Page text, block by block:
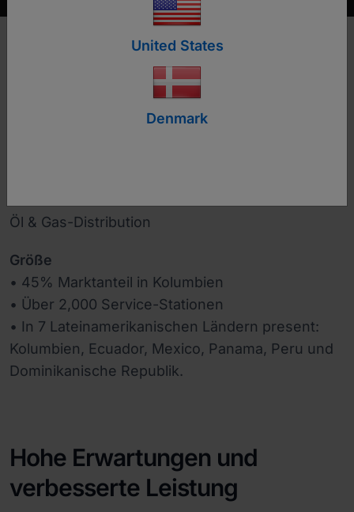
Öl & Gas-Distribution
Größe
• 45% Marktanteil in Kolumbien
• Über 2,000 Service-Stationen
• In 7 Lateinamerikanischen Ländern present:
Kolumbien, Ecuador, Mexico, Panama, Peru und
Dominikanische Republik.
Hohe Erwartungen und
verbesserte Leistung
United States
Denmark